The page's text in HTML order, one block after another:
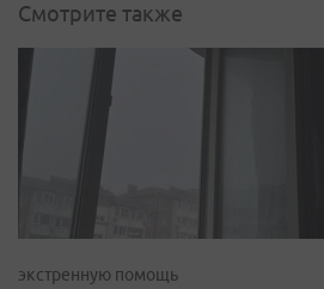
Смотрите также
экстренную помощь